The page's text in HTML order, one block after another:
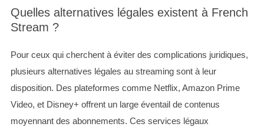
Quelles alternatives légales existent à French
Stream ?
Pour ceux qui cherchent à éviter des complications juridiques,
plusieurs alternatives légales au streaming sont à leur
disposition. Des plateformes comme Netflix, Amazon Prime
Video, et Disney+ offrent un large éventail de contenus
moyennant des abonnements. Ces services légaux